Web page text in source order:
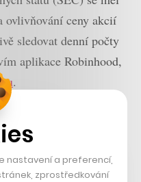
ovlivňování ceny akcií
sledovat denní počty
aplikace Robinhood,
.
nastavení a preferencí,
zprostředkování